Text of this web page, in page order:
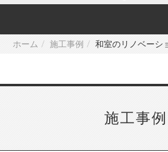
ホーム 施工事例 和室のリノベーシ
施工事例